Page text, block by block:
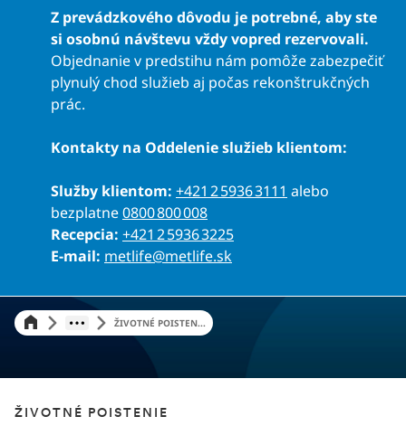
Z prevádzkového dôvodu je potrebné, aby ste
si osobnú návštevu vždy vopred rezervovali.
Objednanie v predstihu nám pomôže zabezpečiť
plynulý chod služieb aj počas rekonštrukčných
prác.
Kontakty na Oddelenie služieb klientom:
Služby klientom: +421 2 5936 3111 alebo
bezplatne0800 800 008
Recepcia: +421 2 5936 3225
E-mail: metlife@metlife.sk
ŽIVOTNÉ POISTEN...
ŽIVOTNÉ POISTENIE